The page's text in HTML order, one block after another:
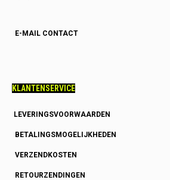
E-MAIL CONTACT
KLANTENSERVICE
LEVERINGSVOORWAARDEN
BETALINGSMOGELIJKHEDEN
VERZENDKOSTEN
RETOURZENDINGEN